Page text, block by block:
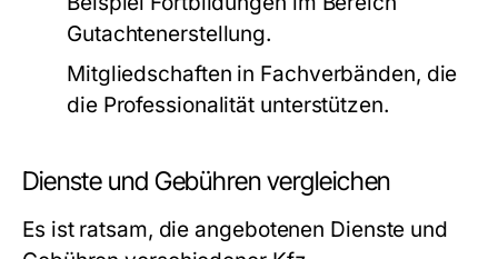
Gutachtenerstellung.
Mitgliedschaften in Fachverbänden, die
die Professionalität unterstützen.
Dienste und Gebühren vergleichen
Es ist ratsam, die angebotenen Dienste und